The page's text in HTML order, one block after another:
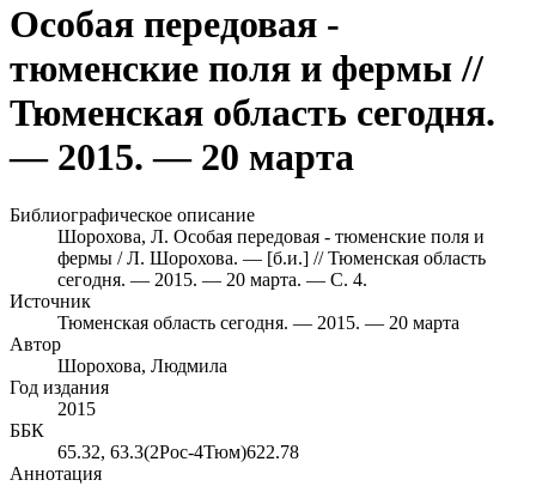
Особая передовая -
тюменские поля и фермы //
Тюменская область сегодня.
— 2015. — 20 марта
Библиографическое описание
Шорохова, Л. Особая передовая - тюменские поля и
фермы / Л. Шорохова. — [б.и.] // Тюменская область
сегодня. — 2015. — 20 марта. — С. 4.
Источник
Тюменская область сегодня. — 2015. — 20 марта
Автор
Шорохова, Людмила
Год издания
2015
ББК
65.32, 63.3(2Рос-4Тюм)622.78
Аннотация